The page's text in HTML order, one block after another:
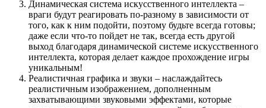
Динамическая система искусственного интеллекта –
враги будут реагировать по-разному в зависимости от
того, как к ним подойти, поэтому будьте всегда готовы;
даже если что-то пойдет не так, всегда есть другой
выход благодаря динамической системе искусственного
интеллекта, которая делает каждое прохождение игры
уникальным!
Реалистичная графика и звуки – наслаждайтесь
реалистичным изображением, дополненным
захватывающими звуковыми эффектами, которые